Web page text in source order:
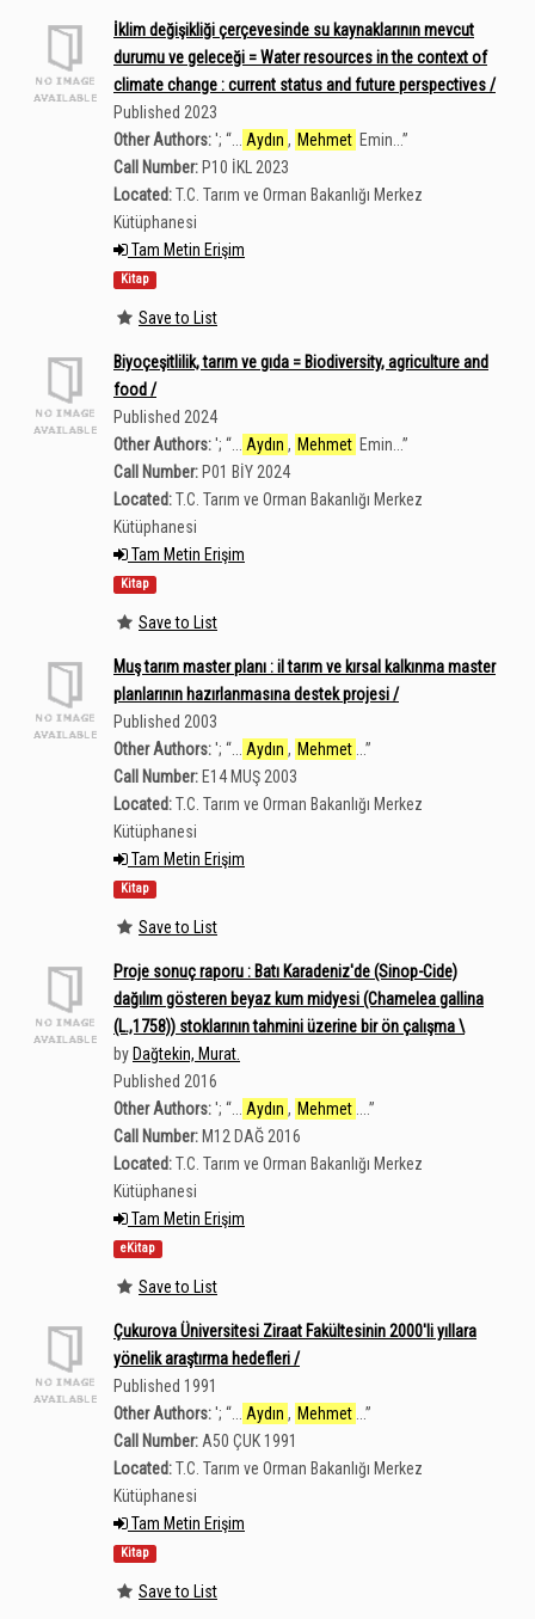
İklim değişikliği çerçevesinde su kaynaklarının mevcut
durumu ve geleceği = Water resources in the context of
climate change : current status and future perspectives /
Published 2023
Other Authors:'; “ Aydın , Mehmet Emin...”
Call Number: P10 İKL 2023
Located:T.C. Tarım ve Orman Bakanlığı Merkez
Kütüphanesi
Tam Metin Erişim
Kitap
Save to List
Biyoçeşitlilik, tarım ve gıda = Biodiversity, agriculture and
food /
Published 2024
Other Authors:'; “ Aydın , Mehmet Emin...”
Call Number: P01 BİY 2024
Located:T.C. Tarım ve Orman Bakanlığı Merkez
Kütüphanesi
Tam Metin Erişim
Kitap
Save to List
Muş tarım master planı : il tarım ve kırsal kalkınma master
planlarının hazırlanmasına destek projesi /
Published 2003
Other Authors:'; “ Aydın , Mehmet ...”
Call Number: E14 MUŞ 2003
Located:T.C. Tarım ve Orman Bakanlığı Merkez
Kütüphanesi
Tam Metin Erişim
Kitap
Save to List
Proje sonuç raporu : Batı Karadeniz'de (Sinop-Cide)
dağılım gösteren beyaz kum midyesi (Chamelea gallina
(L.,1758)) stoklarının tahmini üzerine bir ön çalışma \
by Dağtekin, Murat.
Published 2016
Other Authors:'; “ Aydın , Mehmet ....”
Call Number: M12 DAĞ 2016
Located:T.C. Tarım ve Orman Bakanlığı Merkez
Kütüphanesi
Tam Metin Erişim
eKitap
Save to List
Çukurova Üniversitesi Ziraat Fakültesinin 2000'li yıllara
yönelik araştırma hedefleri /
Published 1991
Other Authors:'; “ Aydın , Mehmet ...”
Call Number: A50 ÇUK 1991
Located:T.C. Tarım ve Orman Bakanlığı Merkez
Kütüphanesi
Tam Metin Erişim
Kitap
Save to List